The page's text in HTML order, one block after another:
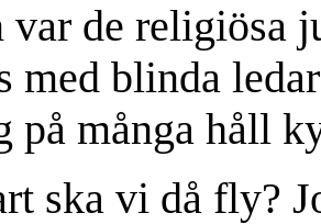
var de religiösa
med blinda
på många håll
ska vi då fly?